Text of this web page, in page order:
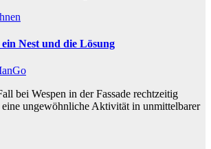
ein Nest und die Lösung
bei Wespen in der Fassade rechtzeitig
eine ungewöhnliche Aktivität in unmittelbarer